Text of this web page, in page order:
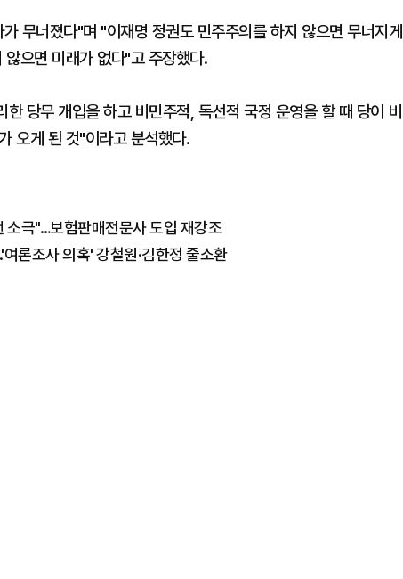
무너졌다"며 "이재명 정권도 민주주의를 하지 않으면 무너지게
으면 미래가 없다"고 주장했다.
당무 개입을 하고 비민주적, 독선적 국정 운영을 할 때 당이 비
오게 된 것"이라고 분석했다.
소극"…보험판매전문사 도입 재강조
론조사 의혹' 강철원·김한정 줄소환